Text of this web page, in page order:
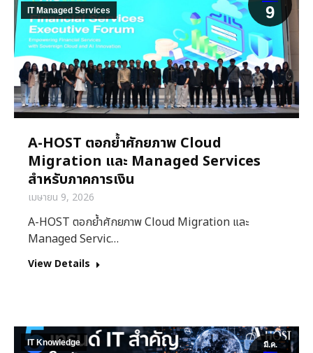
9
IT Managed Services
A-HOST ตอกย้ำศักยภาพ Cloud
Migration และ Managed Services
สำหรับภาคการเงิน
เมษายน 9, 2026
A-HOST ตอกย้ำศักยภาพ Cloud Migration และ
Managed Servic…
View Details
มี.ค.
IT Knowledge